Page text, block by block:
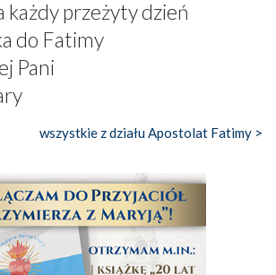
każdy przeżyty dzień
do Fatimy
Pani
wszystkie z działu Apostolat Fatimy >